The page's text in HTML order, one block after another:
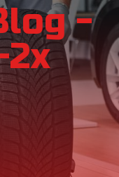
-
2x